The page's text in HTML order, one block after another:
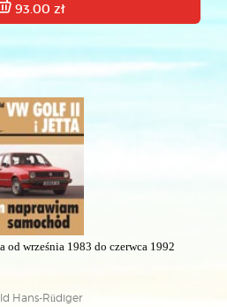
93.00 zł
od września 1983 do czerwca 1992
Hans-Rüdiger